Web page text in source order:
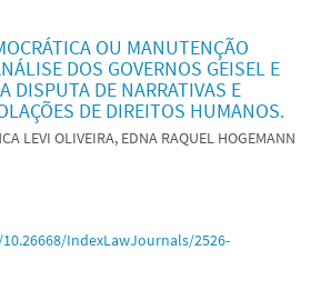
OU MANUTENÇÃO
DOS GOVERNOS GEISEL E
DISPUTA DE NARRATIVAS E
DE DIREITOS HUMANOS.
LEVI OLIVEIRA, EDNA RAQUEL HOGEMANN
IndexLawJournals/2526-